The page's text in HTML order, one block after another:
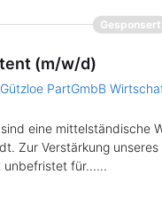
Gesponsert
(m/w/d)
PartGmbB
eine
Zur Verstärkung
für......